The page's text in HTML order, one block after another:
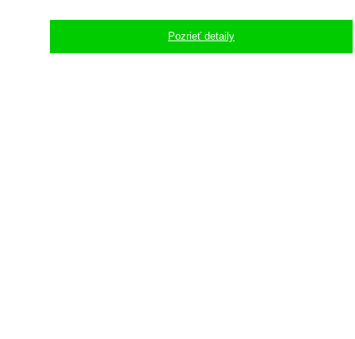
Pozrieť detaily